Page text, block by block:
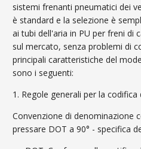
sistemi frenanti pneumatici dei
è standard e la selezione è
ai tubi dell'aria in PU per freni di
sul mercato, senza problemi di
principali caratteristiche del
sono i seguenti:
1. Regole generali per la codifica
Convenzione di denominazione
pressare DOT a 90° - specifica